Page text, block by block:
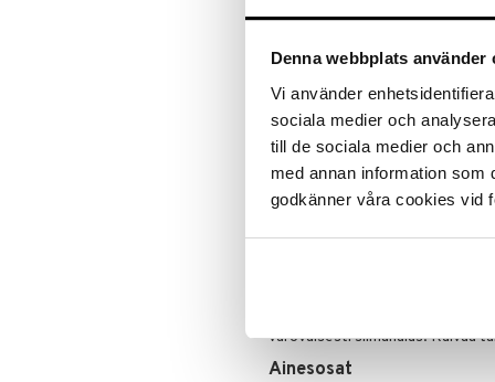
Denna webbplats använder
Vi använder
sociala medier och
till de sociala medier och
med annan information som
godkänner våra cookies vid
Tuotetieto
Naturally Gentle Eye Makeup
Runsas ja samettinen voide,
meikin eikä tee ihosta rasvaista.
Mieto silmille.
Sopii kaikille ihotyypeille.
Silmälääkärin testaama.
Sopii myös piilolinssejä
Käytä aamuin illoin. Puhdista
kevyesti luomella ja ripsillä.
varovaisesti silmänalus. Kuivaa
Ainesosat